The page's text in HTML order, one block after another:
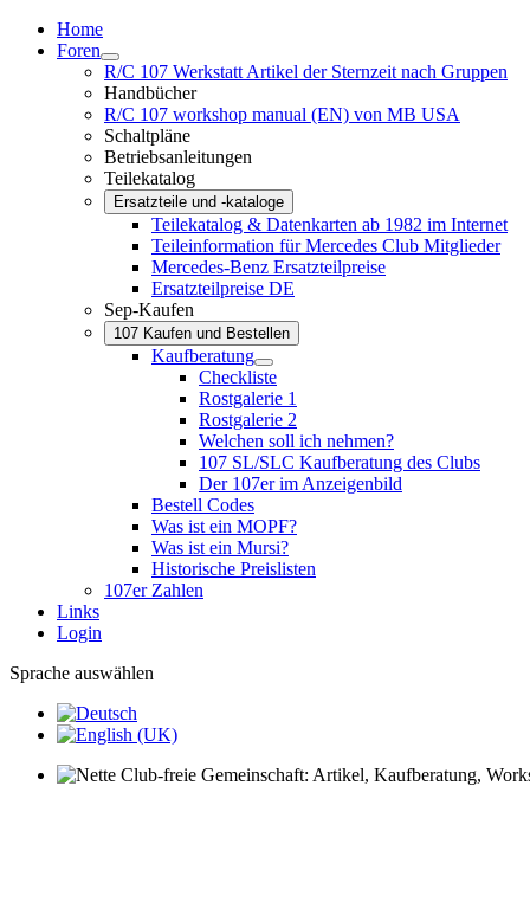
Home
Foren
R/C 107 Werkstatt Artikel der Sternzeit nach Gruppen
Handbücher
R/C 107 workshop manual (EN) von MB USA
Schaltpläne
Betriebsanleitungen
Teilekatalog
Ersatzteile und -kataloge
Teilekatalog & Datenkarten ab 1982 im Internet
Teileinformation für Mercedes Club Mitglieder
Mercedes-Benz Ersatzteilpreise
Ersatzteilpreise DE
Sep-Kaufen
107 Kaufen und Bestellen
Kaufberatung
Checkliste
Rostgalerie 1
Rostgalerie 2
Welchen soll ich nehmen?
107 SL/SLC Kaufberatung des Clubs
Der 107er im Anzeigenbild
Bestell Codes
Was ist ein MOPF?
Was ist ein Mursi?
Historische Preislisten
107er Zahlen
Links
Login
Sprache auswählen